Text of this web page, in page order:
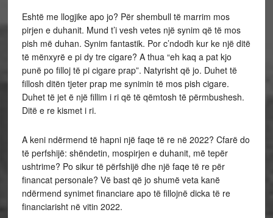
Eshtë me llogjike apo jo? Për shembull të marrim mos
pirjen e duhanit. Mund t’i vesh vetes një synim që të mos
pish më duhan. Synim fantastik. Por c’ndodh kur ke një ditë
të mënxyrë e pi dy tre cigare? A thua “eh kaq a pat kjo
punë po filloj të pi cigare prap”. Natyrisht që jo. Duhet të
fillosh ditën tjeter prap me synimin të mos pish cigare.
Duhet të jet ë një fillim i ri që të qëmtosh të përmbushesh.
Ditë e re kismet i ri.
A keni ndërmend të hapni një faqe të re në 2022? Cfarë do
të perfshijë: shëndetin, mospirjen e duhanit, më tepër
ushtrime? Po sikur të përfshijë dhe një faqe të re për
financat personale? Vë bast që jo shumë veta kanë
ndërmend synimet financiare apo të fillojnë dicka të re
financiarisht në vitin 2022.